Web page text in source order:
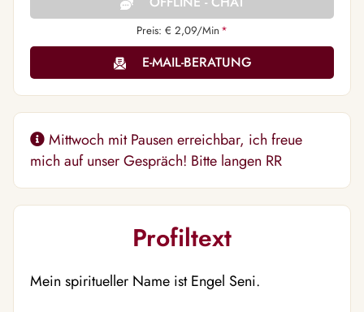
Preis: € 2,09/Min *
E-MAIL-BERATUNG
Mittwoch mit Pausen erreichbar, ich freue
mich auf unser Gespräch! Bitte langen RR
Profiltext
Mein spiritueller Name ist Engel Seni.